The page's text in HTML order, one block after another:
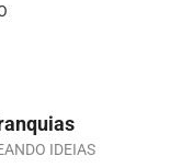
IDEIAS